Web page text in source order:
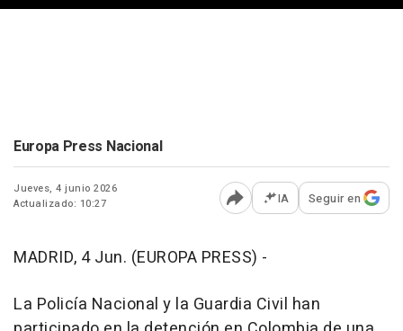
Europa Press Nacional
Jueves, 4 junio 2026
Actualizado: 10:27
Abrir opciones para
IA Seguir en
MADRID, 4 Jun. (EUROPA PRESS) -
La Policía Nacional y la Guardia Civil han